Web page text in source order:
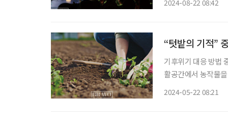
2024-08-22 08:42
“텃밭의 기적”
기후위기 대응 방법
활공간에서 농작물
2024-05-22 08:21